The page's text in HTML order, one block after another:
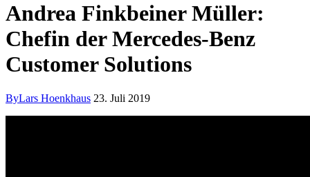
Andrea Finkbeiner Müller:
Chefin der Mercedes-Benz
Customer Solutions
ByLars Hoenkhaus 23. Juli 2019